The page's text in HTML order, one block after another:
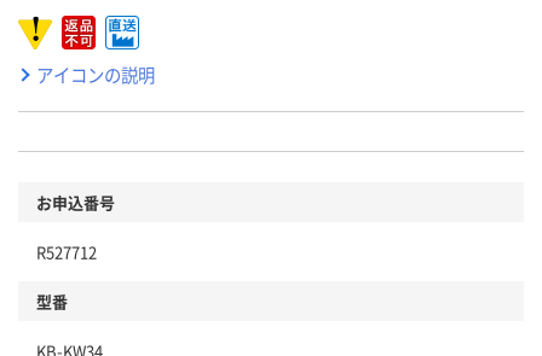
アイコンの説明
お申込番号
R527712
型番
KB-KW34